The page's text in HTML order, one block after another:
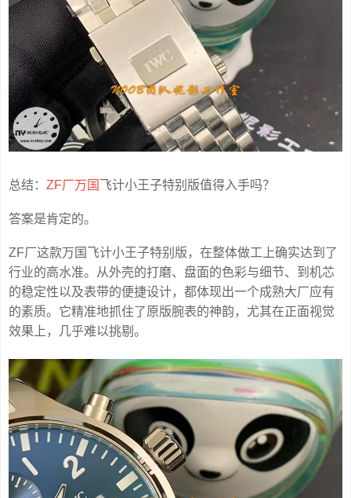
总结： ZF厂万国 飞计小王子特别版值得入手吗？
答案是肯定的。
ZF厂这款万国飞计小王子特别版，在整体做工上确实达到了
行业的高水准。从外壳的打磨、盘面的色彩与细节、到机芯
的稳定性以及表带的便捷设计，都体现出一个成熟大厂应有
的素质。它精准地抓住了原版腕表的神韵，尤其在正面视觉
效果上，几乎难以挑剔。